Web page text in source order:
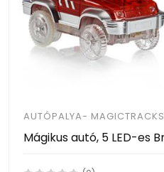
AUTÓPALYA- MAGICTRACKS